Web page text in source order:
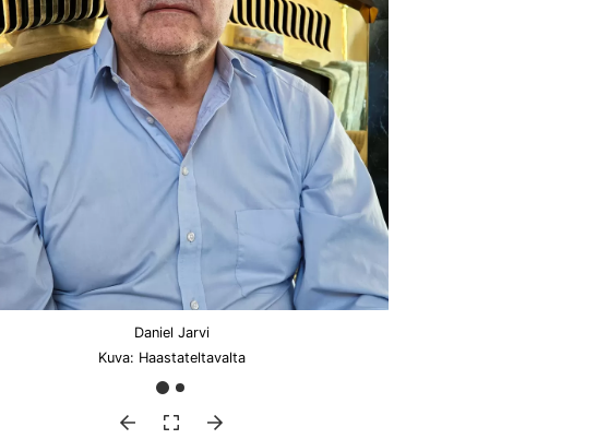
Daniel Jarvi
Kuva: Haastateltavalta